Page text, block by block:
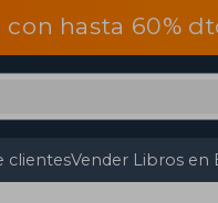
con hasta 60%
clientesVender Libros en